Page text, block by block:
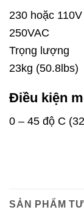
230 hoặc
250VAC
Trọng lượng
23kg (50.8lbs)
Điều kiện
0 – 45 độ C
SẢN PHẨM